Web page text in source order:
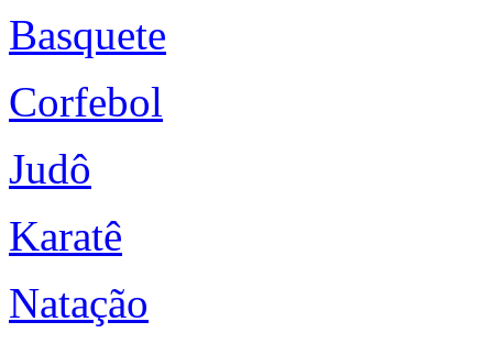
Basquete
Corfebol
Judô
Karatê
Natação